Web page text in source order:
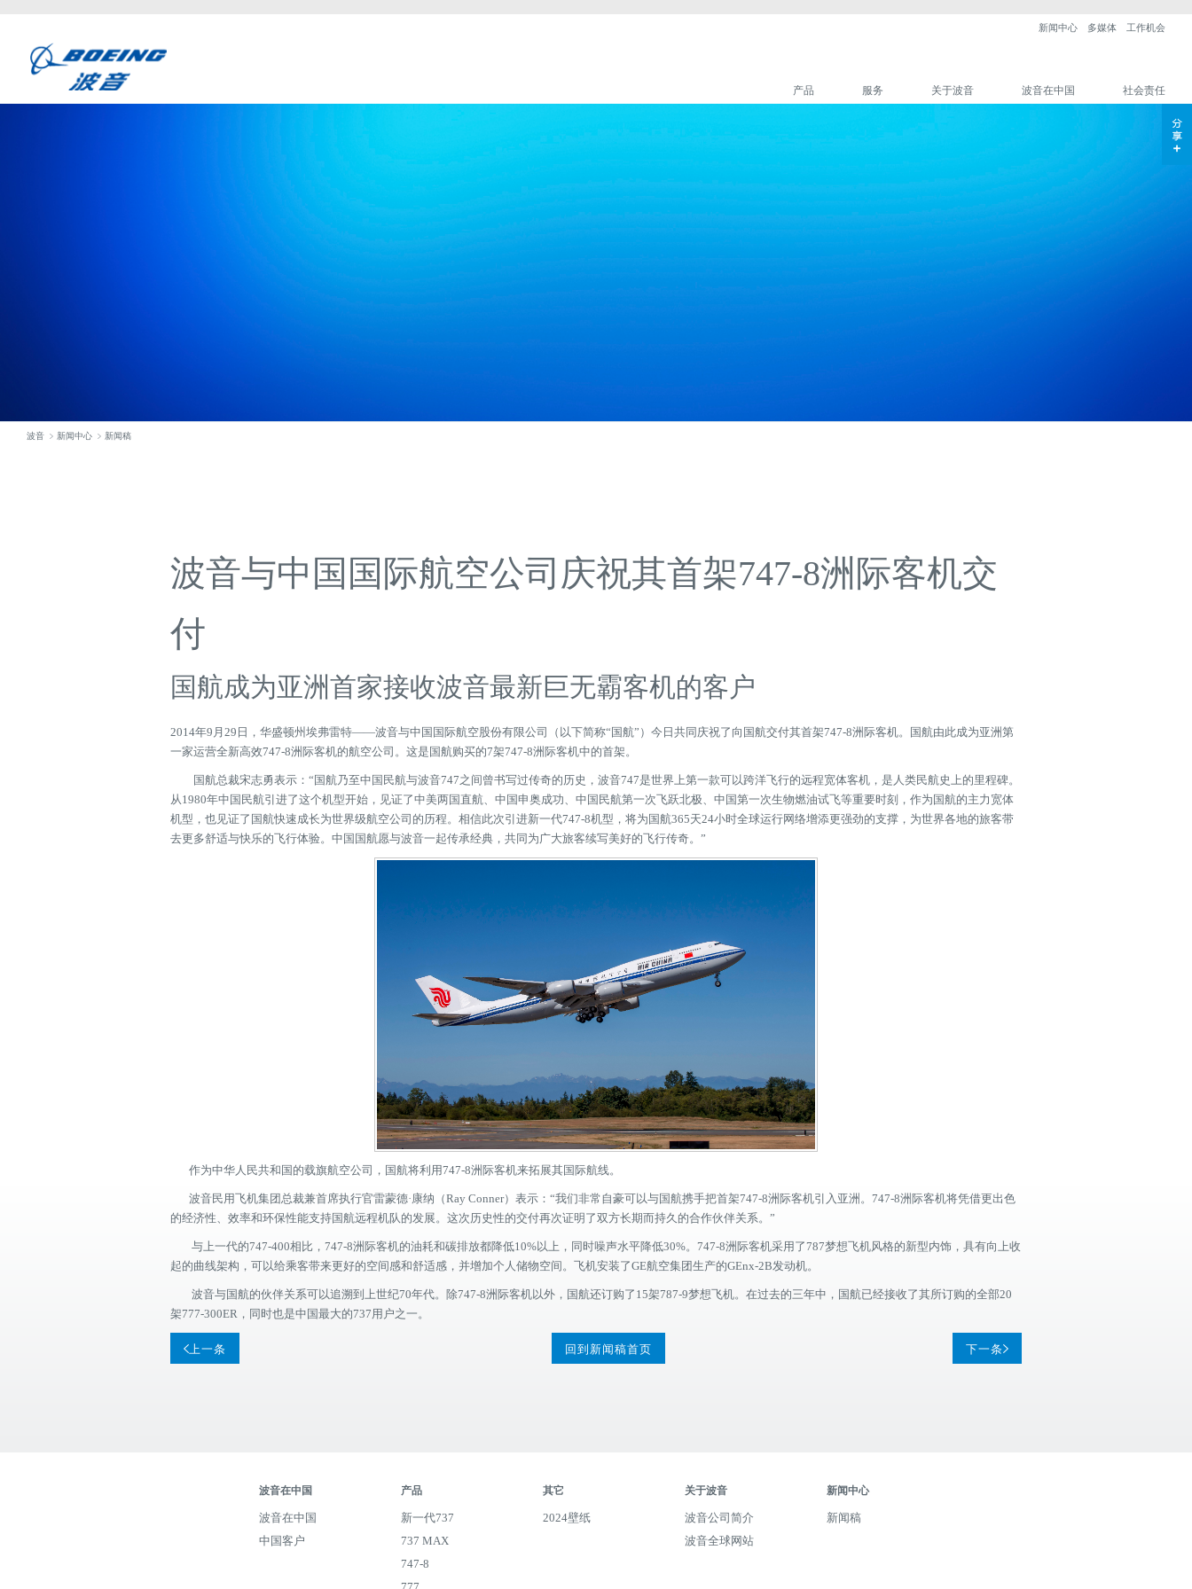
新闻中心 多媒体 工作机会
产品 服务 关于波音 波音在中国 社会责任
波音 新闻中心 新闻稿
波音与中国国际航空公司庆祝其首架747-8洲际客机交
付
国航成为亚洲首家接收波音最新巨无霸客机的客户
2014年9月29日，华盛顿州埃弗雷特——波音与中国国际航空股份有限公司（以下简称“国航”）今日共同庆祝了向国航交付其首架747-8洲际客机。国航由此成为亚洲第
一家运营全新高效747-8洲际客机的航空公司。这是国航购买的7架747-8洲际客机中的首架。
国航总裁宋志勇表示：“国航乃至中国民航与波音747之间曾书写过传奇的历史，波音747是世界上第一款可以跨洋飞行的远程宽体客机，是人类民航史上的里程碑。
从1980年中国民航引进了这个机型开始，见证了中美两国直航、中国申奥成功、中国民航第一次飞跃北极、中国第一次生物燃油试飞等重要时刻，作为国航的主力宽体
机型，也见证了国航快速成长为世界级航空公司的历程。相信此次引进新一代747-8机型，将为国航365天24小时全球运行网络增添更强劲的支撑，为世界各地的旅客带
去更多舒适与快乐的飞行体验。中国国航愿与波音一起传承经典，共同为广大旅客续写美好的飞行传奇。”
作为中华人民共和国的载旗航空公司，国航将利用747-8洲际客机来拓展其国际航线。
波音民用飞机集团总裁兼首席执行官雷蒙德·康纳（Ray Conner）表示：“我们非常自豪可以与国航携手把首架747-8洲际客机引入亚洲。747-8洲际客机将凭借更出色
的经济性、效率和环保性能支持国航远程机队的发展。这次历史性的交付再次证明了双方长期而持久的合作伙伴关系。”
与上一代的747-400相比，747-8洲际客机的油耗和碳排放都降低10%以上，同时噪声水平降低30%。747-8洲际客机采用了787梦想飞机风格的新型内饰，具有向上收
起的曲线架构，可以给乘客带来更好的空间感和舒适感，并增加个人储物空间。飞机安装了GE航空集团生产的GEnx-2B发动机。
波音与国航的伙伴关系可以追溯到上世纪70年代。除747-8洲际客机以外，国航还订购了15架787-9梦想飞机。在过去的三年中，国航已经接收了其所订购的全部20
架777-300ER，同时也是中国最大的737用户之一。
上一条 回到新闻稿首页 下一条
波音在中国
波音在中国
中国客户
产品
新一代737
737 MAX
747-8
其它
2024壁纸
关于波音
波音公司简介
波音全球网站
新闻中心
新闻稿